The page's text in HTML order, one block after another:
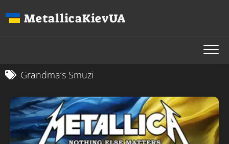
до
MetallicaKievUA
Grandma’s Smuzi